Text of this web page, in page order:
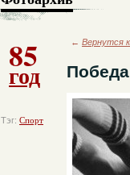
85
год
Тэг: Спорт
← Вернутся